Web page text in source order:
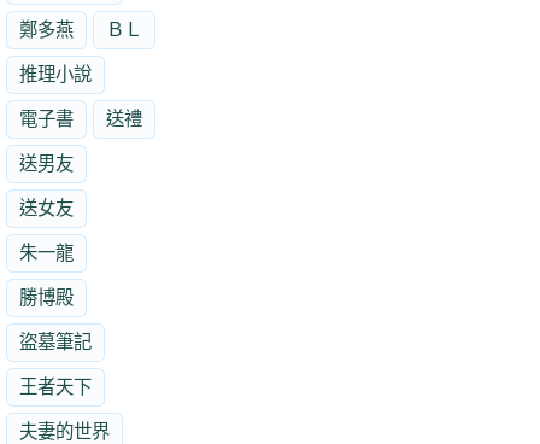
鄭多燕 ＢＬ
推理小說
電子書 送禮
送男友
送女友
朱一龍
勝博殿
盜墓筆記
王者天下
夫妻的世界